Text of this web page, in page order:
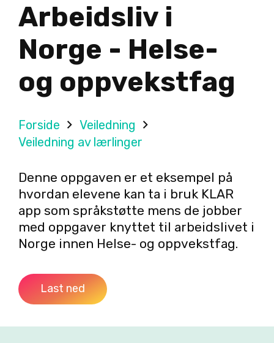
Arbeidsliv i
Norge - Helse-
og oppvekstfag
Forside
Veiledning
Veiledning av lærlinger
Denne oppgaven er et eksempel på
hvordan elevene kan ta i bruk KLAR
app som språkstøtte mens de jobber
med oppgaver knyttet til arbeidslivet i
Norge innen Helse- og oppvekstfag.
Last ned